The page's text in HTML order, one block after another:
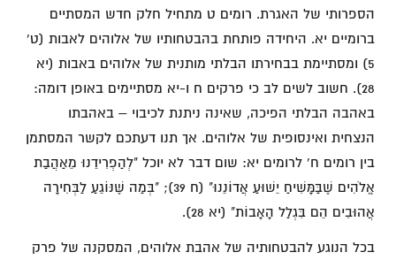
הספרותי של האגרת. רומים ט מתחיל חלק חדש המסתיים
ברומיים יא. היחידה פותחת בהבטחותיו של אלוהים לאבות (ט'
5) ומסתיימת בבחירתו הבלתי מותנית של אלוהים באבות (יא
28). חשוב לשים לב כי פרקים ח ו-יא מסתיימים באופן דומה:
באהבה הבלתי הפיכה, שאינה ניתנת לכיבוי – באהבתו
הנצחית ואינסופית של אלוהים. אך תנו דעתכם לקשר המסתמן
בין רומים ח' לרומים יא: שום דבר לא יוכל "לְהַפְרִידֵנוּ מֵאַהֲבַת
אֱלֹהִים שֶׁבַּמָּשִׁיחַ יֵשׁוּעַ אֲדוֹנֵנוּ" (ח 39); "בְּמַה שֶּׁנּוֹגֵעַ לַבְּחִירָה
אֲהוּבִים הֵם בִּגְלַל הָאָבוֹת" (יא 28).
בכל הנוגע להבטחותיה של אהבת אלוהים, המסקנה של פרק